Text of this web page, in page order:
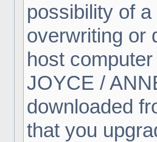
possibility of
overwriting or
host
JOYCE /
downloaded
that you